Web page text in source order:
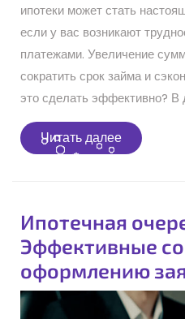
ипотеки может стать
если у вас возникают
платежами. Увеличение
сократить срок займа и
это сделать эффективно?
Читать далееЧитать
далее
Ипотечная
Эффективные
оформлению